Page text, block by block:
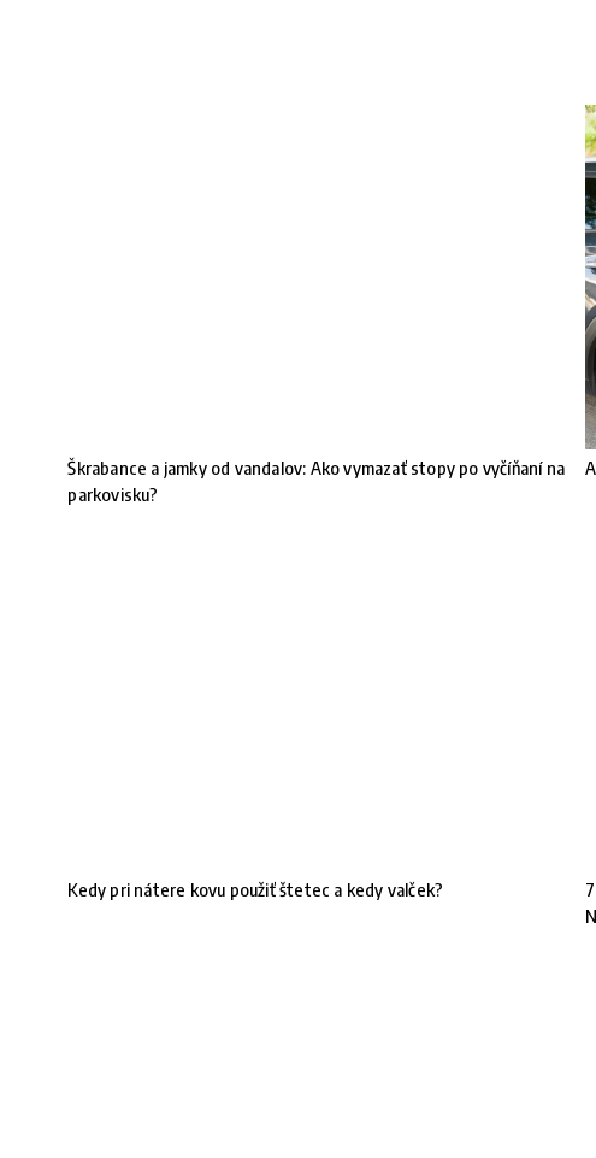
Škrabance a jamky od vandalov: Ako vymazať stopy po vyčíňaní na
parkovisku?
Kedy pri nátere kovu použiť štetec a kedy valček?